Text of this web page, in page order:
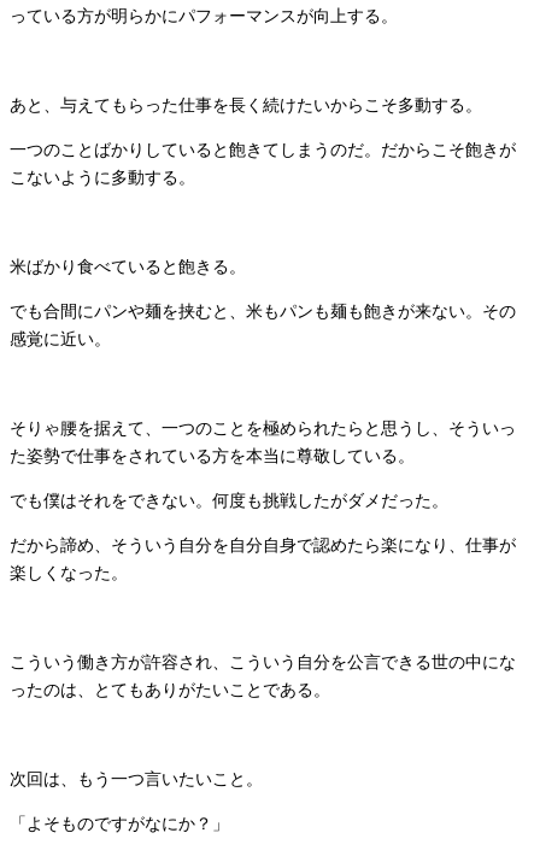
っている方が明らかにパフォーマンスが向上する。
あと、与えてもらった仕事を長く続けたいからこそ多動する。
一つのことばかりしていると飽きてしまうのだ。 だからこそ飽きが
こないように多動する。
米ばかり食べていると飽きる。
でも合間にパンや麺を挟むと、米もパンも麺も飽きが来ない。 その
感覚に近い。
そりゃ腰を据えて、一つのことを極められたらと思うし、 そういっ
た姿勢で仕事をされている方を本当に尊敬している。
でも僕はそれをできない。何度も挑戦したがダメだった。
だから諦め、そういう自分を自分自身で認めたら楽になり、 仕事が
楽しくなった。
こういう働き方が許容され、 こういう自分を公言できる世の中にな
ったのは、
とてもありがたいことである。
次回は、もう一つ言いたいこと。
「よそものですがなにか？」